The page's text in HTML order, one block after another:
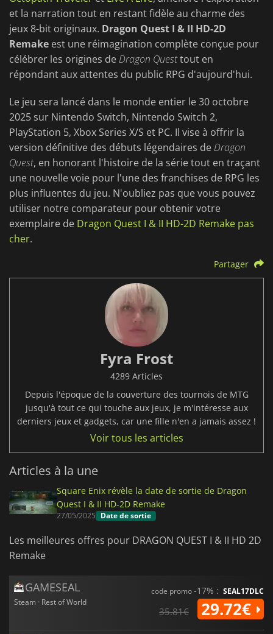
et la narration tout en restant fidèle au charme des
jeux 8-bit originaux. Dragon Quest I & II HD-2D
Remake est une réimagination complète conçue pour
célébrer les origines deDragon Questtout en
répondant aux attentes du public RPG d'aujourd'hui.
Le jeu sera lancé dans le monde entier le 30 octobre
2025 sur Nintendo Switch, Nintendo Switch 2,
PlayStation 5, Xbox Series X/S et PC. Il vise à offrir la
version définitive des débuts légendaires deDragon
Quest, en honorant l'histoire de la série tout en traçant
une nouvelle voie pour l'une des franchises de RPG les
plus influentes du jeu. N'oubliez pas que vous pouvez
utiliser notre comparateur pour obtenir votre
exemplaire de Dragon Quest I & II HD-2D Remake pas
cher.
Partager
Fyra Frost
4289 Articles
Depuis l'époque de la couverture des tournois de MTG
jusqu'à tout ce qui touche aux jeux, je m'intéresse aux
derniers jeux et gadgets, car une fille n'en a jamais assez !
Voir tous les articles
Articles à la une
Square Enix révèle la date de sortie de Dragon
Quest I & II HD-2D Remake
27/05/2025 Date de sortie
Les meilleures offres pour DRAGON QUEST I & II HD 2D
Remake
GAMESEAL
Steam · Rest of World
code promo-17% : SEAL17DLC
35.81€ 29.72€